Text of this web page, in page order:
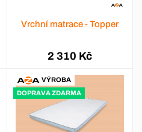
Vrchní matrace - Topper
2 310 Kč
VÝROBA
DOPRAVA ZDARMA